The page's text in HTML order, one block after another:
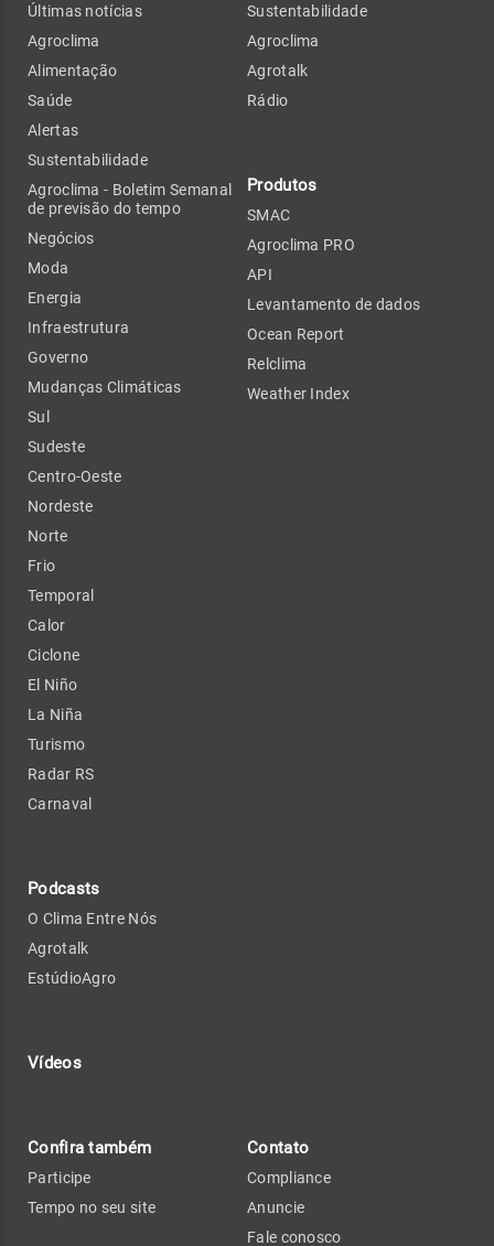
Últimas notícias
Agroclima
Alimentação
Saúde
Alertas
Sustentabilidade
Agroclima - Boletim Semanal
de previsão do tempo
Negócios
Moda
Energia
Infraestrutura
Governo
Mudanças Climáticas
Sul
Sudeste
Centro-Oeste
Nordeste
Norte
Frio
Temporal
Calor
Ciclone
El Niño
La Niña
Turismo
Radar RS
Carnaval
Podcasts
O Clima Entre Nós
Agrotalk
EstúdioAgro
Vídeos
Sustentabilidade
Agroclima
Agrotalk
Rádio
Produtos
SMAC
Agroclima PRO
API
Levantamento de dados
Ocean Report
Relclima
Weather Index
Confira também
Participe
Tempo no seu site
Contato
Compliance
Anuncie
Fale conosco